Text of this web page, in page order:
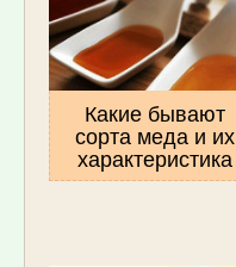
Какие бывают
сорта меда и их
характеристика